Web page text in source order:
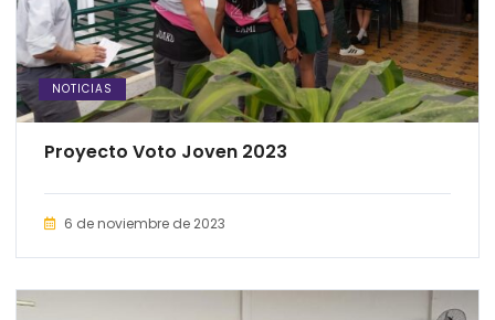
NOTICIAS
Proyecto Voto Joven 2023
6 de noviembre de 2023